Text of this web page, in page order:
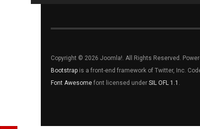
Copyright © 2026 Joomla!. All Rights Reserved.
Bootstrap is a front-end framework of Twitter, Inc.
Font Awesome font licensed under SIL OFL 1.1